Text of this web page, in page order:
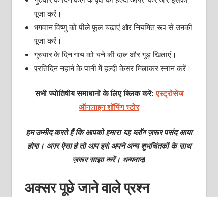
पूजा करें।
भगवान विष्णु को पीले फूल चढ़ाएं और नियमित रूप से उनकी
पूजा करें।
गुरुवार के दिन गाय को चने की दाल और गुड़ खिलाएं।
प्रतिदिन नहाने के पानी में हल्दी केसर मिलाकर स्नान करें।
सभी ज्योतिषीय समाधानों के लिए क्लिक करें: एस्ट्रोसेज
ऑनलाइन शॉपिंग स्टोर
हम उम्मीद करते हैं कि आपको हमारा यह ब्लॉग ज़रूर पसंद आया
होगा। अगर ऐसा है तो आप इसे अपने अन्य शुभचिंतकों के साथ
ज़रूर साझा करें। धन्यवाद!
अक्सर पूछे जाने वाले प्रश्न